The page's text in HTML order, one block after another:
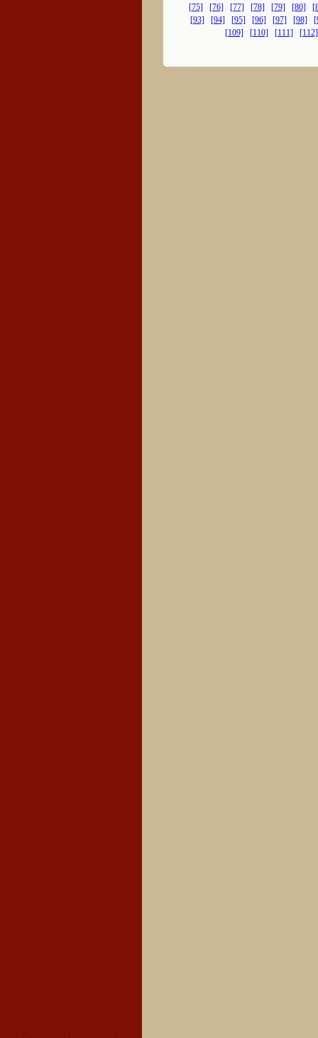
[75]
[76] [77] [78] [79] [80]
[93]
[94] [95] [96] [97] [98]
[109]
[110] [111] [112]